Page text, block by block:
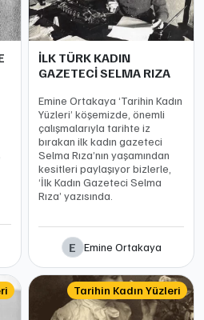
İLK TÜRK KADIN
GAZETECİ SELMA RIZA
Emine Ortakaya ‘Tarihin Kadın
Yüzleri’ köşemizde, önemli
çalışmalarıyla tarihte iz
bırakan ilk kadın gazeteci
Selma Rıza’nın yaşamından
kesitleri paylaşıyor bizlerle,
‘İlk Kadın Gazeteci Selma
Rıza’ yazısında.
E Emine Ortakaya
Tarihin Kadın Yüzleri